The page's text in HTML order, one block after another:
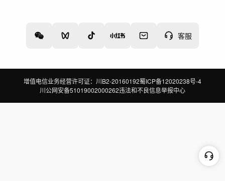
客服
增值电信业务经营许可证：川B2-20160192蜀ICP备12020238号-4
川公网安备51019002000262违法和不良信息举报中心